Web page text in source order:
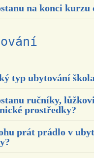
na konci
typ ubytování
ručníky,
prostředky?
prát prádlo v